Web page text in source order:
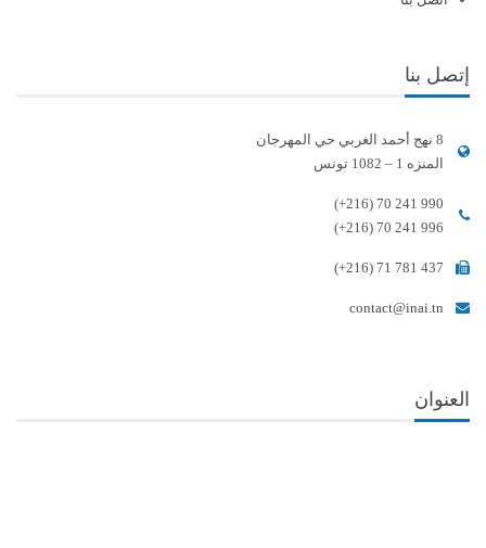
إتصل بنا
8 نهج أحمد الغربي حي المهرجان
المنزه 1 – 1082 تونس
(+216) 70 241 990
(+216) 70 241 996
(+216) 71 781 437
contact@inai.tn
العنوان